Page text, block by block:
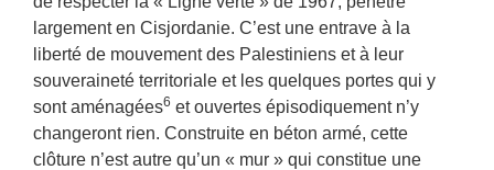
largement en Cisjordanie. C’est une entrave à la
liberté de mouvement des Palestiniens et à leur
souveraineté territoriale et les quelques portes qui y
sont aménagées6 et ouvertes épisodiquement n’y
changeront rien. Construite en béton armé, cette
clôture n’est autre qu’un « mur » qui constitue une